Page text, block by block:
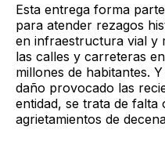
Esta entrega forma
para atender rezagos
en infraestructura vial y
las calles y carreteras
millones de habitantes.
daño provocado las
entidad, se trata de
agrietamientos de